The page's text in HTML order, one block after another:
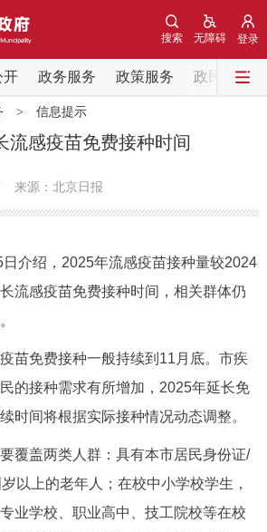
登录
无障碍
搜索
开 政务服务 政策服务 政民互动
国务院信息
专题公开
法人服务 部门服务
> 信息提示
流感疫苗免费接种时间
来源：北京日报
绍，2025年流感疫苗接种量较2024
流感疫苗免费接种时间，相关群体仍
免费接种一般持续到11月底。市疾
的接种需求有所增加，2025年延长免
时间将根据实际接种情况动态调整。
盖两类人群：具有本市居民身份证/
以上的老年人；在校中小学校学生，
业学校、职业高中、技工院校等在校